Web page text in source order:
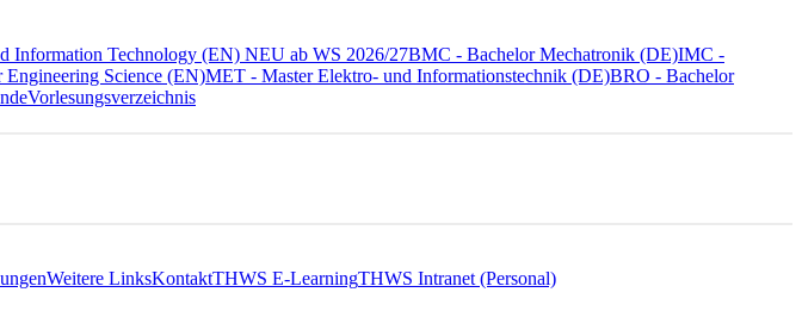
Information Technology (EN) NEU ab WS 2026/27BMC - Bachelor Mechatronik (DE)IMC -
Science (EN)MET - Master Elektro- und Informationstechnik (DE)BRO - Bachelor
Vorlesungsverzeichnis
Weitere LinksKontaktTHWS E-LearningTHWS Intranet (Personal)